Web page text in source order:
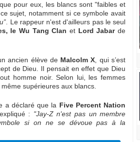
pour eux, les blancs sont "faibles et
sujet, notamment si ce symbole avait
. Le rappeur n'est d'ailleurs pas le seul
le Wu Tang Clan et Lord Jabarde
ancien élève de Malcolm X, qui s’est
de Dieu. Il pensait en effet que Dieu
homme noir. Selon lui, les femmes
supérieures aux blancs.
a déclaré que la Five Percent Nation
: "Jay-Z n'est pas un membre
si on ne se dévoue pas à la